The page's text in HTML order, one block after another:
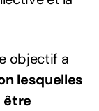
objectif a
lesquelles
être